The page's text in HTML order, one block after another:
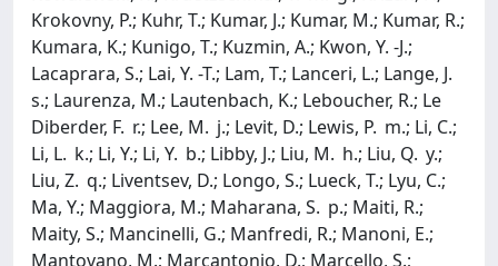
Krokovny, P.; Kuhr, T.; Kumar, J.; Kumar, M.; Kumar, R.;
Kumara, K.; Kunigo, T.; Kuzmin, A.; Kwon, Y. -J.;
Lacaprara, S.; Lai, Y. -T.; Lam, T.; Lanceri, L.; Lange, J.
s.; Laurenza, M.; Lautenbach, K.; Leboucher, R.; Le
Diberder, F. r.; Lee, M. j.; Levit, D.; Lewis, P. m.; Li, C.;
Li, L. k.; Li, Y.; Li, Y. b.; Libby, J.; Liu, M. h.; Liu, Q. y.;
Liu, Z. q.; Liventsev, D.; Longo, S.; Lueck, T.; Lyu, C.;
Ma, Y.; Maggiora, M.; Maharana, S. p.; Maiti, R.;
Maity, S.; Mancinelli, G.; Manfredi, R.; Manoni, E.;
Mantovano, M.; Marcantonio, D.; Marcello, S.;